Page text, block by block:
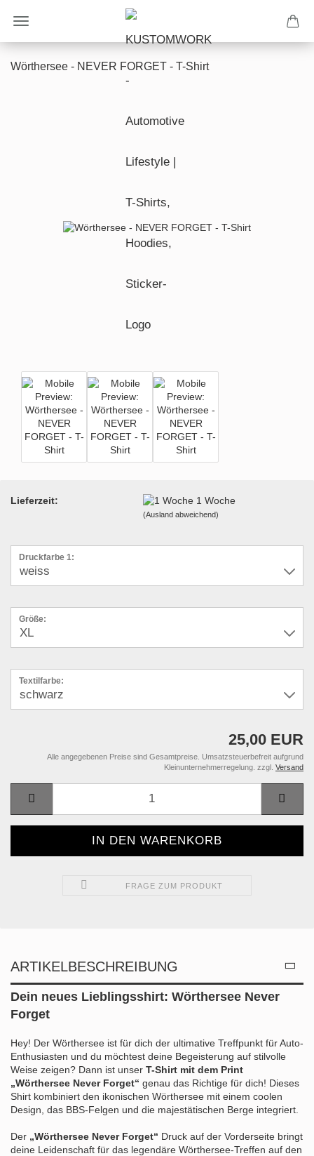
Wörthersee - NEVER FORGET - T-Shirt
Lieferzeit: 1 Woche
(Ausland abweichend)
Druckfarbe 1:
Größe:
Textilfarbe:
25,00 EUR
Alle angegebenen Preise sind Gesamtpreise. Umsatzsteuerbefreit aufgrund
Kleinunternehmerregelung. zzgl. Versand
FRAGE ZUM PRODUKT
ARTIKELBESCHREIBUNG
Dein neues Lieblingsshirt: Wörthersee Never
Forget
Hey! Der Wörthersee ist für dich der ultimative Treffpunkt für Auto-
Enthusiasten und du möchtest deine Begeisterung auf stilvolle
Weise zeigen? Dann ist unser T-Shirt mit dem Print
„Wörthersee Never Forget“ genau das Richtige für dich! Dieses
Shirt kombiniert den ikonischen Wörthersee mit einem coolen
Design, das BBS-Felgen und die majestätischen Berge integriert.
Der „Wörthersee Never Forget“ Druck auf der Vorderseite bringt
deine Leidenschaft für das legendäre Wörthersee-Treffen auf den